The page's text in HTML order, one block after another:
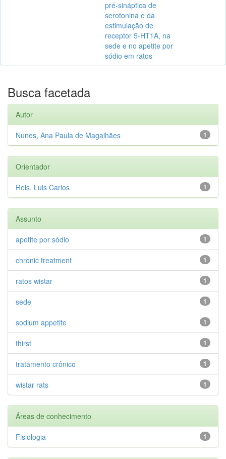
pré-sináptica de
serotonina e da
estimulação de
receptor 5-HT1A, na
sede e no apetite por
sódio em ratos
Busca facetada
Autor
1
Nunes, Ana Paula de Magalhães
Orientador
1
Reis, Luis Carlos
Assunto
1
apetite por sódio
1
chronic treatment
1
ratos wistar
1
sede
1
sodium appetite
1
thirst
1
tratamento crônico
1
wistar rats
Áreas de conhecimento
1
Fisiologia